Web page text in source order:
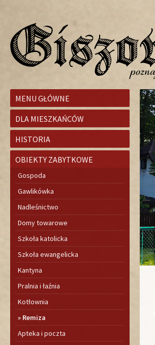
MENU GŁÓWNE
DLA MIESZKAŃCÓW
HISTORIA
OBIEKTY ZABYTKOWE
Gospoda
Gawlikówka
Nadleśnictwo
Domy towarowe
Szkoła katolicka
Szkoła ewangelicka
Kantyna
Pralnia i łaźnia
Kotłownia
Remiza
Apteka i poczta